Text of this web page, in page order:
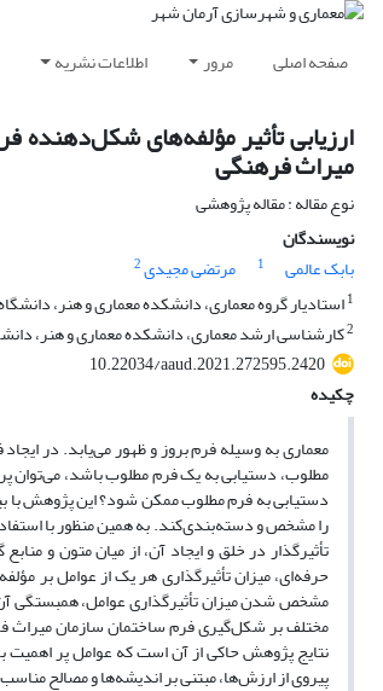
صفحه اصلی مرور اطلاعات نشریه
ارزیابی تأثیر مؤلفه‌های شکل‌دهنده
میراث فرهنگی
نوع مقاله : مقاله پژوهشی
نویسندگان
بابک عالمی
1 مرتضی مجیدی2
1استادیار گروه معماری، دانشکده معماری و هنر،
2کارشناسی ارشد معماری، دانشکده معماری و هنر،
10.22034/aaud.2021.272595.2420
چکیده
معماری به وسیله فرم بروز و ظهور می‌یابد. در
مطلوب، دستیابی به یک فرم مطلوب باشد،
دستیابی به فرم مطلوب ممکن شود؟ این پژوهش با
را مشخص و دسته‌بندی‌کند. به همین منظور با
تأثیرگذار در خلق و ایجاد آن، از میان متون و
مشخص شدن میزان تأثیرگذاری عوامل، همبستگی
مختلف بر شکل‌گیری فرم ساختمان سازمان میراث
نتایج پژوهش حاکی از آن است که عوامل پر اهمیت
پیروی از ارزش‌ها، مبتنی بر اندیشه‌ها و مصالح